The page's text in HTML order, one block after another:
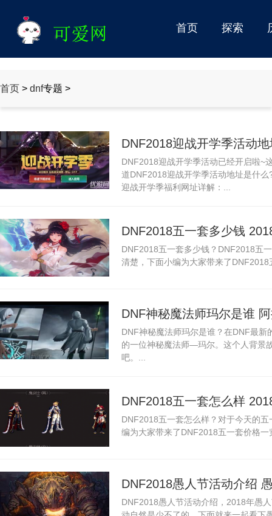
首页 探索
首页 > dnf专题 >
DNF2018迎战开学季活动
利网址
DNF2018迎战开学季活动已经开启啦~
道DNF2018迎战开学季活动地址是什
迎战开学季福利网址详解：...
DNF2018五一套多少钱
DNF2018五一套多少钱？DNF2018五
清楚，下面小编为大家带来了
DNF神秘魔法师玛尔是谁
料
DNF神秘魔法师玛尔是谁？在DNF最新
的一位神秘魔法师—玛尔。这个人背景
吧。...
DNF2018五一套怎么样
DNF2018五一套怎么样？对于今天的
编为大家带来了DNF2018五一套价格
DNF2018愚人节活动介绍
DNF2018愚人节活动介绍，2018年愚